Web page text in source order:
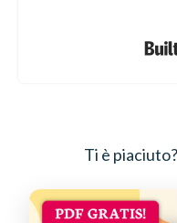
Ti è